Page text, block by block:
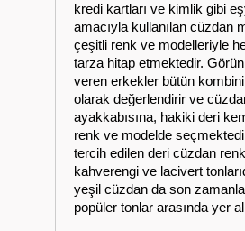
kredi kartları ve kimlik gibi
amacıyla kullanılan cüzdan
çeşitli renk ve modelleriyle
tarza hitap etmektedir.
veren erkekler bütün
olarak değerlendirir ve
ayakkabısına, hakiki deri
renk ve modelde
tercih edilen deri cüzdan
kahverengi ve lacivert
yeşil cüzdan da son
popüler tonlar arasında yer